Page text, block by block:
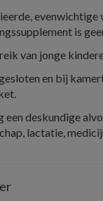
is
van jonge
en bij
een deskundige
lactatie,